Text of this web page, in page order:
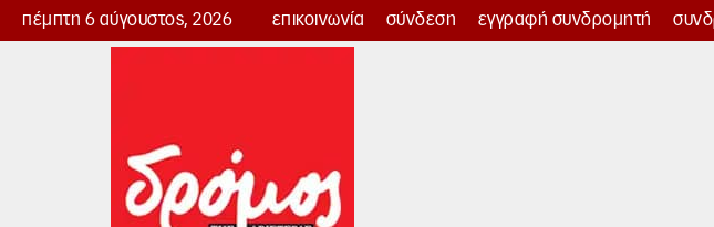
πέμπτη 6 αύγουστος, 2026 επικοινωνία σύνδεση εγγραφή συνδρομητή
Δρόμος